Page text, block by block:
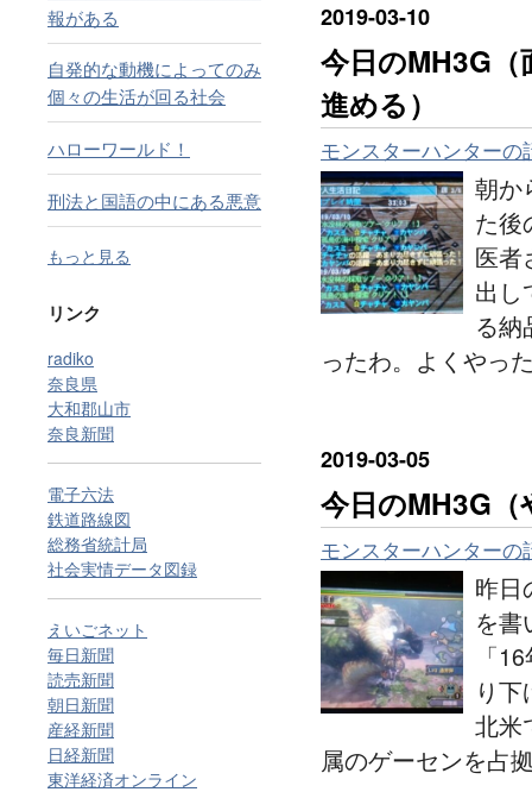
2019-03-10
今日のMH3G
進める）
モンスターハンターの
朝か
た後
医者
出し
る納
ったわ。よくやっ
2019-03-05
今日のMH3G
モンスターハンターの
昨日
を書
「
り
北米
属のゲーセンを占
報がある
自発的な動機によってのみ
個々の生活が回る社会
ハローワールド！
刑法と国語の中にある悪意
もっと見る
リンク
radiko
奈良県
大和郡山市
奈良新聞
電子六法
鉄道路線図
総務省統計局
社会実情データ図録
えいごネット
毎日新聞
読売新聞
朝日新聞
産経新聞
日経新聞
東洋経済オンライン